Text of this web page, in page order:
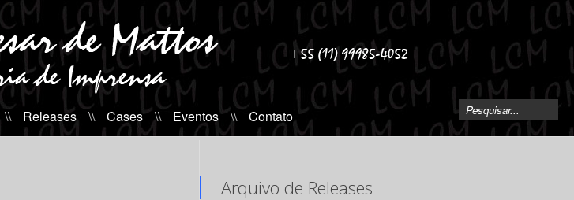
\\ Releases \\ Cases \\ Eventos \\ Contato
Arquivo de Releases